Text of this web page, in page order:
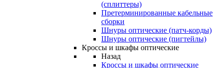
(сплиттеры)
Претерминированные кабельные
сборки
Шнуры оптические (патч-корды)
Шнуры оптические (пигтейлы)
Кроссы и шкафы оптические
Назад
Кроссы и шкафы оптические